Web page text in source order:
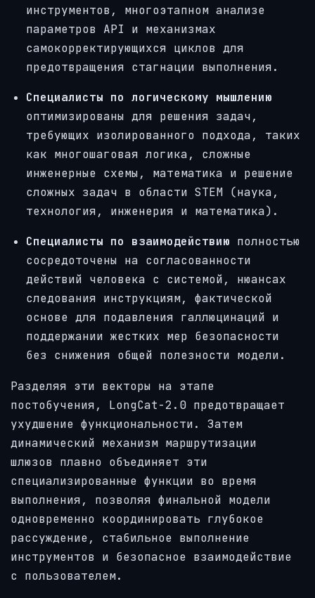
инструментов, многоэтапном анализе
параметров API и механизмах
самокорректирующихся циклов для
предотвращения стагнации выполнения.
Специалисты по логическому мышлению
оптимизированы для решения задач,
требующих изолированного подхода, таких
как многошаговая логика, сложные
инженерные схемы, математика и решение
сложных задач в области STEM (наука,
технология, инженерия и математика).
Специалисты по взаимодействию полностью
сосредоточены на согласованности
действий человека с системой, нюансах
следования инструкциям, фактической
основе для подавления галлюцинаций и
поддержании жестких мер безопасности
без снижения общей полезности модели.
Разделяя эти векторы на этапе
постобучения, LongCat-2.0 предотвращает
ухудшение функциональности. Затем
динамический механизм маршрутизации
шлюзов плавно объединяет эти
специализированные функции во время
выполнения, позволяя финальной модели
одновременно координировать глубокое
рассуждение, стабильное выполнение
инструментов и безопасное взаимодействие
с пользователем.